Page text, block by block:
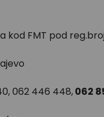
kod FMT pod
062 446 448,062